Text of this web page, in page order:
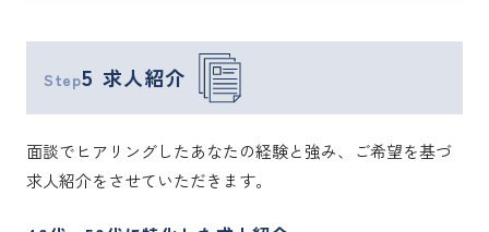
Step5 求人紹介
面談でヒアリングしたあなたの経験と強み、ご希望を基づ
求人紹介をさせていただきます。